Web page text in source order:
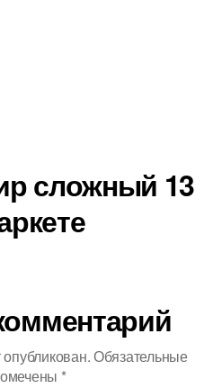
сложный 13
Обязательные
*